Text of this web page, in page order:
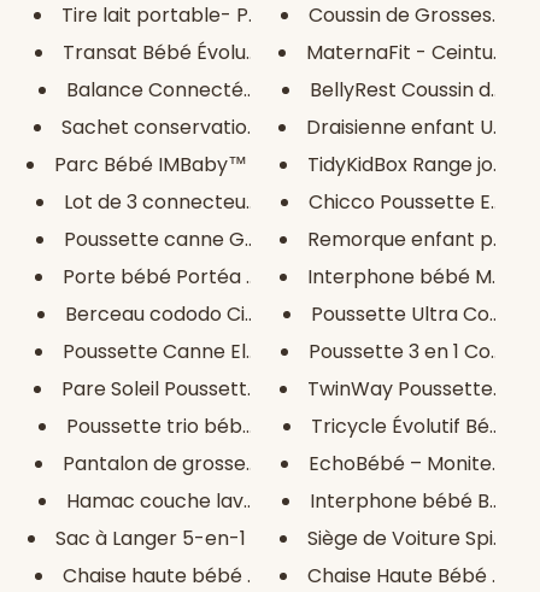
Tire lait portable- PUMP
Transat Bébé Évolutif Deluxe...
Balance Connectée Numérique AI...
Sachet conservation lait mater...
Parc Bébé IMBaby™
Lot de 3 connecteurs pour pous...
Poussette canne Grise INDY™
Porte bébé Portéa ™
Berceau cododo CieloDreams
Poussette Canne Elefant ™
Pare Soleil Poussette Universe...
Poussette trio bébé VersaLite™...
Pantalon de grossesse couleur ...
Hamac couche lavable - Berries
Sac à Langer 5-en-1
Chaise haute bébé en bois
Coussin de Grossesse
MaternaFit - Ceinture
BellyRest Coussin de
Draisienne enfant
TidyKidBox Range jouets
Chicco Poussette Echo
Remorque enfant pour
Interphone bébé
Poussette Ultra
Poussette 3 en 1
TwinWay Poussette
Tricycle Évolutif Bébé
EchoBébé – Moniteur
Interphone bébé
Siège de Voiture Spider-
Chaise Haute Bébé